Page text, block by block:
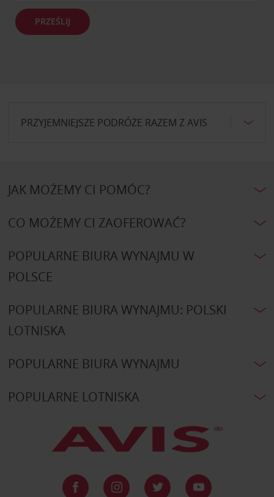
PRZEŚLIJ
PRZYJEMNIEJSZE PODRÓŻE RAZEM Z AVIS
JAK MOŻEMY CI POMÓC?
CO MOŻEMY CI ZAOFEROWAĆ?
POPULARNE BIURA WYNAJMU W
POLSCE
POPULARNE BIURA WYNAJMU: POLSKI
LOTNISKA
POPULARNE BIURA WYNAJMU
POPULARNE LOTNISKA